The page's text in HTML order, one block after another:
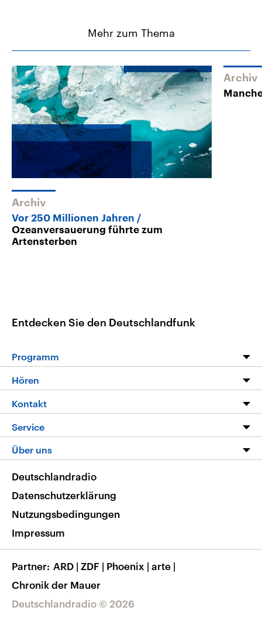
Mehr zum Thema
Archiv
Vor 250 Millionen Jahren
Ozeanversauerung führte zum
Artensterben
Archiv
Entdecken Sie den Deutschlandfunk
Programm
Die Nachrichten
Nachrichtenleicht
Neue Beiträge auf dlf.de
Hören
Livestream
Podcasts
Deutschlandfunk App
Nachrichten App
Frequenzen
Kontakt
Service
FAQ
Veranstaltungen
Musikliste
RSS
Über uns
Barrierefreiheit
Deutschlandradio © 2026
Deutschlandradio
Datenschutzerklärung
Nutzungsbedingungen
Impressum
Partner ARD | ZDF | Phoenix | arte |
Chronik der Mauer